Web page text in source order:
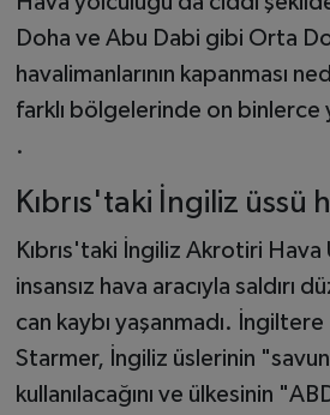
Doha ve Abu Dabi gibi Orta
havalimanlarının kapanması
farklı bölgelerinde on binlerce
.
Kıbrıs'taki İngiliz üssü
Kıbrıs'taki İngiliz Akrotiri
insansız hava aracıyla saldırı
can kaybı yaşanmadı. İngiltere
Starmer, İngiliz üslerinin
kullanılacağını ve ülkesinin